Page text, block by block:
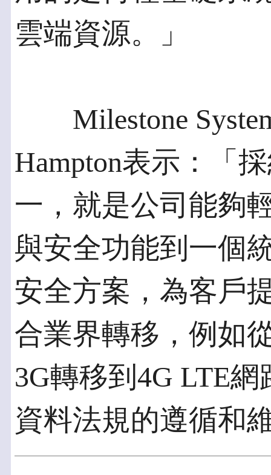
雲端資源。」
Milestone
Hampton表示：「
一，就是公司能夠
與安全功能到一個
安全方案，為客戶
合業界轉移，例如
3G轉移到4G LTE
資料法規的遵循和